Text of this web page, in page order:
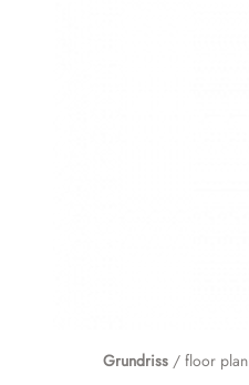
Grundriss/ floor plan